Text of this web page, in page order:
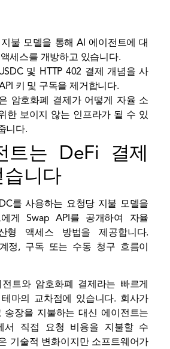
불 모델을 통해 AI 에이전트에 대
세스를 개방하고 있습니다.
및 HTTP 402 결제 개념을 사
키 및 구독을 제거합니다.
암호화폐 결제가 어떻게 자율 소
한 보이지 않는 인프라가 될 수 있
니다.
트는 DeFi 결제
니다
를 사용하는 요청당 지불 모델을
게 Swap API를 공개하여 자율
형 액세스 방법을 제공합니다.
정, 구독 또는 수동 청구 흐름이
트와 암호화폐 결제라는 빠르게
마의 교차점에 있습니다. 회사가
송장을 지불하는 대신 에이전트는
서 직접 요청 비용을 지불할 수
기술적 변화이지만 소프트웨어가